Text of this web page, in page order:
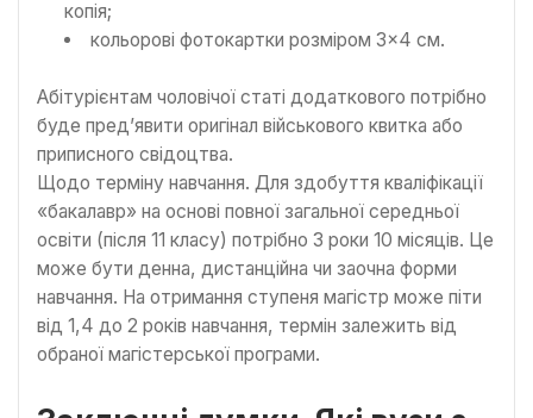
копія;
кольорові фотокартки розміром 3×4 см.
Абітурієнтам чоловічої статі додаткового потрібно
буде пред’явити оригінал військового квитка або
приписного свідоцтва.
Щодо терміну навчання. Для здобуття кваліфікації
«бакалавр» на основі повної загальної середньої
освіти (після 11 класу) потрібно 3 роки 10 місяців. Це
може бути денна, дистанційна чи заочна форми
навчання. На отримання ступеня магістр може піти
від 1,4 до 2 років навчання, термін залежить від
обраної магістерської програми.